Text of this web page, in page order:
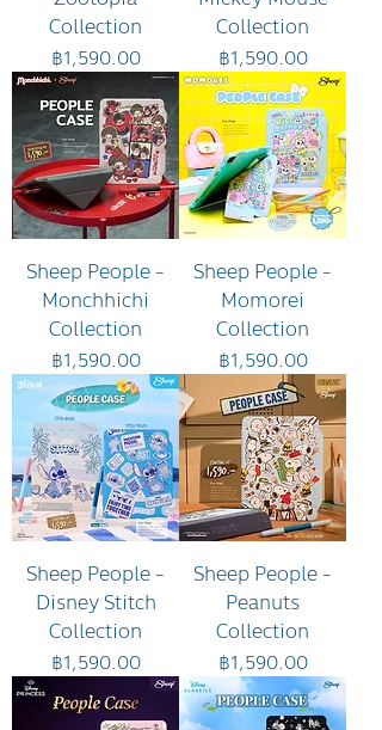
Collection
ราคา
฿1,590.00
Collection
ราคา
฿1,590.00
Sheep People -
Monchhichi
Collection
ราคา
฿1,590.00
Sheep People -
Momorei
Collection
ราคา
฿1,590.00
Sheep People -
Disney Stitch
Collection
ราคา
฿1,590.00
Sheep People -
Peanuts
Collection
ราคา
฿1,590.00